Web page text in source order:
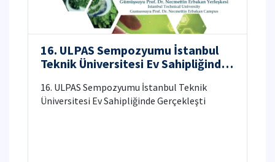
16.⁠ ⁠ULPAS Sempozyumu İstanbul
Teknik Üniversitesi Ev Sahipliğinde
16.⁠ ⁠ULPAS Sempozyumu İstanbul Teknik
Üniversitesi Ev Sahipliğinde Gerçekleşti